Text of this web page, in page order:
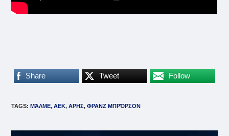
Share Tweet Follow
TAGS: MΆΛΜΕ, ΑΕΚ, ΑΡΗΣ, ΦΡΑΝΖ ΜΠΡΌΡΣΟΝ